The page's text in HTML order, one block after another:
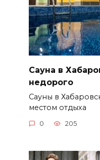
Сауна в
недорого
Сауны в
местом отдыха
0 205